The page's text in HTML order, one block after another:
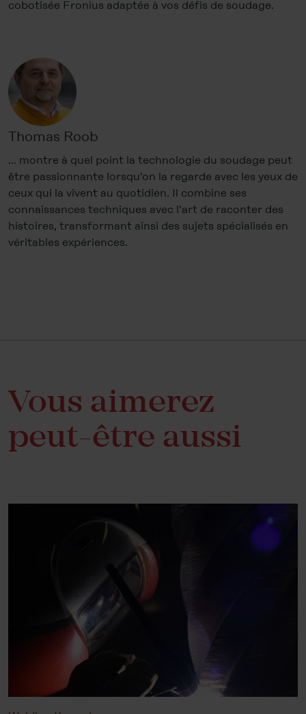
cobotisée Fronius adaptée à vos défis de soudage.
Thomas Roob
… montre à quel point la technologie du soudage peut
être passionnante lorsqu'on la regarde avec les yeux de
ceux qui la vivent au quotidien. Il combine ses
connaissances techniques avec l'art de raconter des
histoires, transformant ainsi des sujets spécialisés en
véritables expériences.
Vous aimerez
peut-être aussi